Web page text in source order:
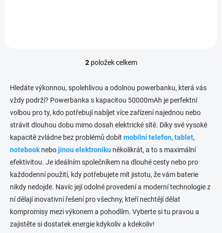
O
l
á
d
a
c
p
r
v
k
y
v
ý
p
i
s
2položek celkem
Hledáte výkonnou, spolehlivou a odolnou powerbanku, která vás
vždy podrží? Powerbanka s kapacitou 50000mAh je perfektní
volbou pro ty, kdo potřebují nabíjet více zařízení najednou nebo
strávit dlouhou dobu mimo dosah elektrické sítě. Díky své vysoké
kapacitě zvládne bez problémů dobít mobilní telefon, tablet,
notebooknebojinou elektroniku několikrát, a to s maximální
efektivitou. Je ideálním společníkem na dlouhé cesty nebo pro
každodenní použití, kdy potřebujete mít jistotu, že vám baterie
nikdy nedojde. Navíc její odolné provedení a moderní technologie z
ní dělají inovativní řešení pro všechny, kteří nechtějí dělat
kompromisy mezi výkonem a pohodlím. Vyberte si tu pravou a
zajistěte si dostatek energie kdykoliv a kdekoliv!